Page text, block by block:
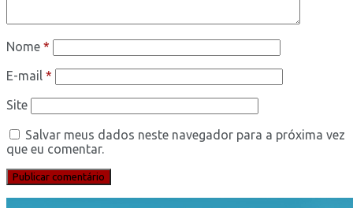
Nome *
E-mail *
Site
Salvar meus dados neste navegador para a próxima vez
que eu comentar.